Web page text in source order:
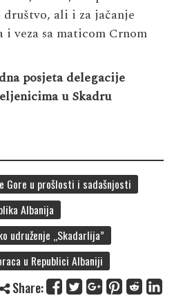
ali i za jačanje
veza sa maticom Crnom
posjeta delegacije
u Skadru
Gore u prošlosti i sadašnjosti
Albanija
udruženje „Skadarlija”
u Republici Albaniji
Share: